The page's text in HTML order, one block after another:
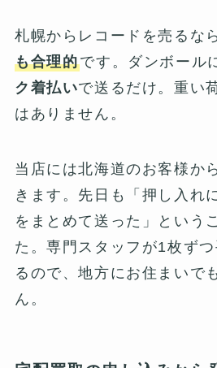
札幌からレコードを売るな
も合理的です。ダンボール
ク着払いで送るだけ。重い
はありません。
当店には北海道のお客様か
きます。先日も「押し入れ
をまとめて送った」という
た。専門スタッフが1枚ず
るので、地方にお住まいで
ん。